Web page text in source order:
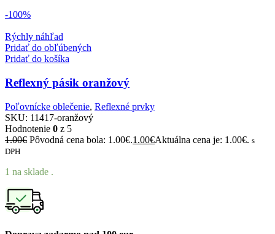
-100%
Rýchly náhľad
Pridať do obľúbených
Pridať do košíka
Reflexný pásik oranžový
Poľovnícke oblečenie, Reflexné prvky
SKU: 11417-oranžový
Hodnotenie 0 z 5
1.00€ Pôvodná cena bola: 1.00€.1.00€Aktuálna cena je: 1.00€. s
DPH
1 na sklade .